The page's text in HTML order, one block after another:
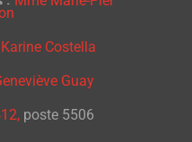
Karine Costella
Guay
poste 5506